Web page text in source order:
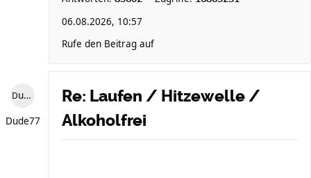
06.08.2026, 10:57
Rufe den Beitrag auf
Dude77
Dude77
Re: Laufen / Hitzewelle /
Alkoholfrei